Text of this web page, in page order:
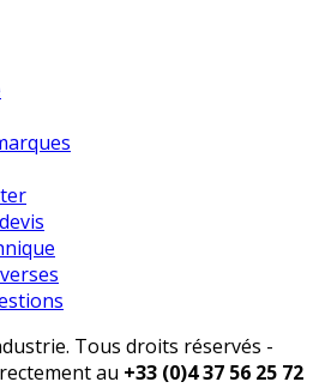
Tous droits réservés -
au +33 (0)4 37 56 25 72